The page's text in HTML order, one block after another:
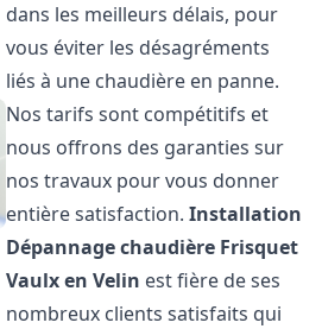
dans les meilleurs délais, pour
vous éviter les désagréments
liés à une chaudière en panne.
Nos tarifs sont compétitifs et
nous offrons des garanties sur
nos travaux pour vous donner
entière satisfaction.Installation
Dépannage chaudière Frisquet
Vaulx en Velin est fière de ses
nombreux clients satisfaits qui